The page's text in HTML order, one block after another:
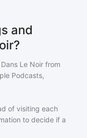
and
Dans Le Noir from
Podcasts,
of visiting each
to decide if a